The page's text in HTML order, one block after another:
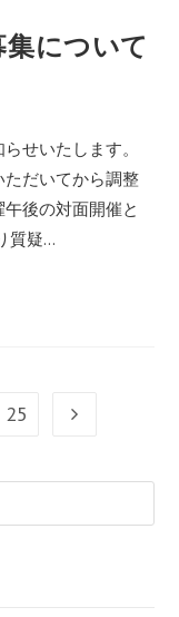
について
せいたします。
だいてから調整
後の対面開催と
質疑…
25